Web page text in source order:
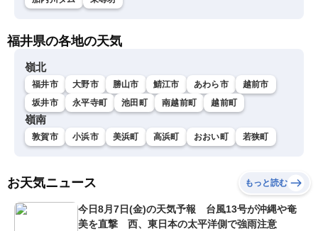
福井県の各地の天気
嶺北
福井市 大野市 勝山市 鯖江市 あわら市
越前市
坂井市
永平寺町 池田町 南越前町 越前町
嶺南
敦賀市 小浜市 美浜町 高浜町 おおい町 若狭町
お天気ニュース もっと読む
今日8月7日(金)の天気予報 台風13号が沖縄や奄
美を直撃 西、東日本の太平洋側で強雨注意